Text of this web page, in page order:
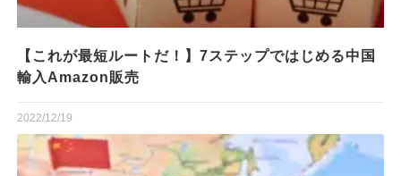
【これが最短ルートだ！】7ステップではじめる中国
輸入Amazon販売
2022/12/19